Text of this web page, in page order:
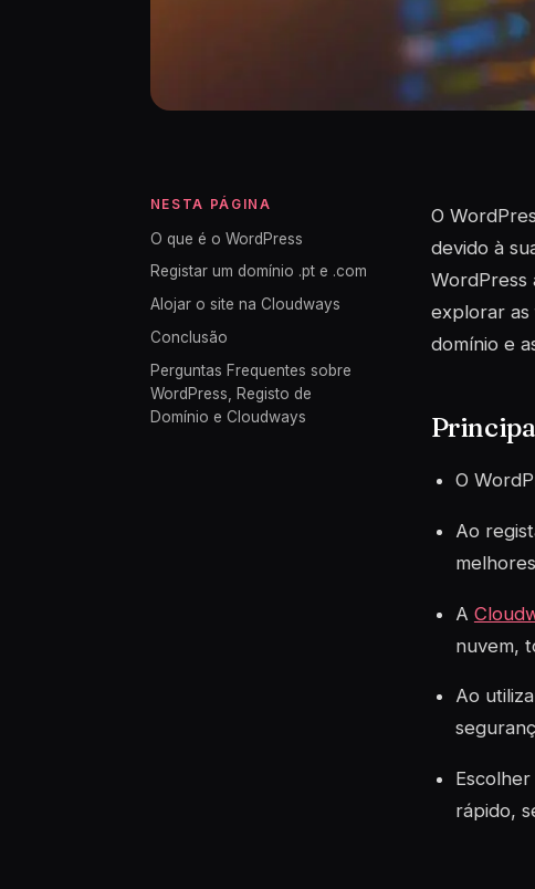
NESTA PÁGINA
O que é o WordPress
Registar um domínio .pt e .com
Alojar o site na Cloudways
Conclusão
Perguntas Frequentes sobre
WordPress, Registo de
Domínio e Cloudways
O
devido à
WordPress
explorar as
domínio e
O
Ao
A
nuvem,
Ao
rápido,